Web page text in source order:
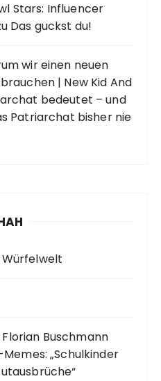
Stars: Influencer
Das guckst du!
wir einen neuen
| New Kid And
bedeutet – und
Patriarchat bisher nie
Würfelwelt
Buschmann
„Schulkinder